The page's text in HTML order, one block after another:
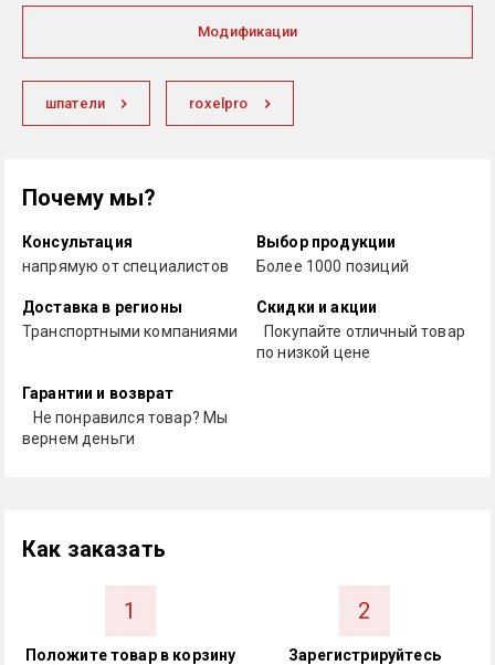
Модификации
шпатели roxelpro
Почему мы?
Консультация
напрямую от специалистов
Выбор продукции
Более 1000 позиций
Доставка в регионы
Транспортными компаниями
Скидки и акции
Покупайте отличный товар
по низкой цене
Гарантии и возврат
Не понравился товар? Мы
вернем деньги
Как заказать
1
Положите товар в корзину
2
Зарегистрируйтесь